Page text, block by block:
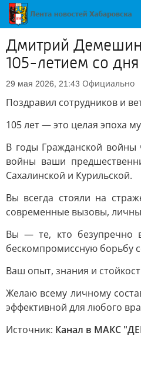
Дмитрий
105-летием со
29 мая 2026, 21:43 Официально
Поздравил сотрудников и
105 лет — это целая эпоха
В годы Гражданской войны
войны ваши
Сахалинской и Курильской.
Вы всегда стояли на
современные вызовы,
Вы — те, кто безупречно
бескомпромиссную борьбу
Ваш опыт, знания и
Желаю всему личному
эффективной для любого
Источник: Канал в МАКС